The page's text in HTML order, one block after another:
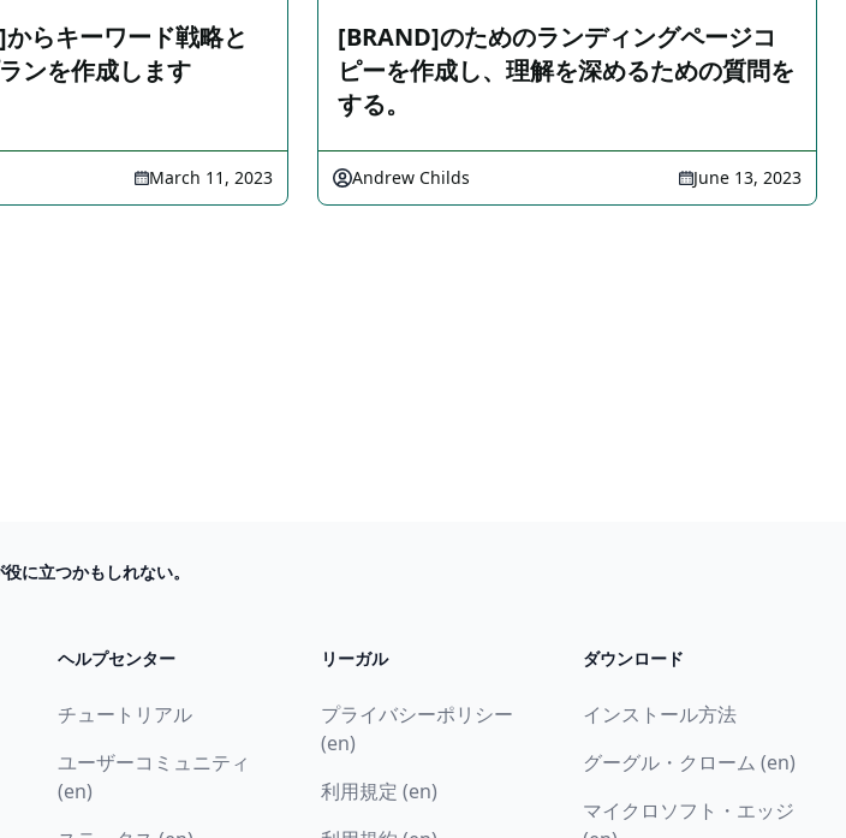
らキーワード戦略と
ンを作成します
March 11, 2023
[BRAND]のためのランディングページコ
ピーを作成し、理解を深めるための質問を
する。
Andrew Childs June 13, 2023
に立つかもしれない。
ヘルプセンター
チュートリアル
ユーザーコミュニティ
(en)
リーガル
プライバシーポリシー
(en)
利用規定 (en)
ダウンロード
インストール方法
グーグル・クローム (en)
マイクロソフト・エッジ